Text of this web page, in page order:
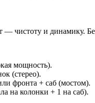
— чистоту и динамику.
мощность).
(стерео).
фронта + саб (мостом).
на колонки + 1 на саб).